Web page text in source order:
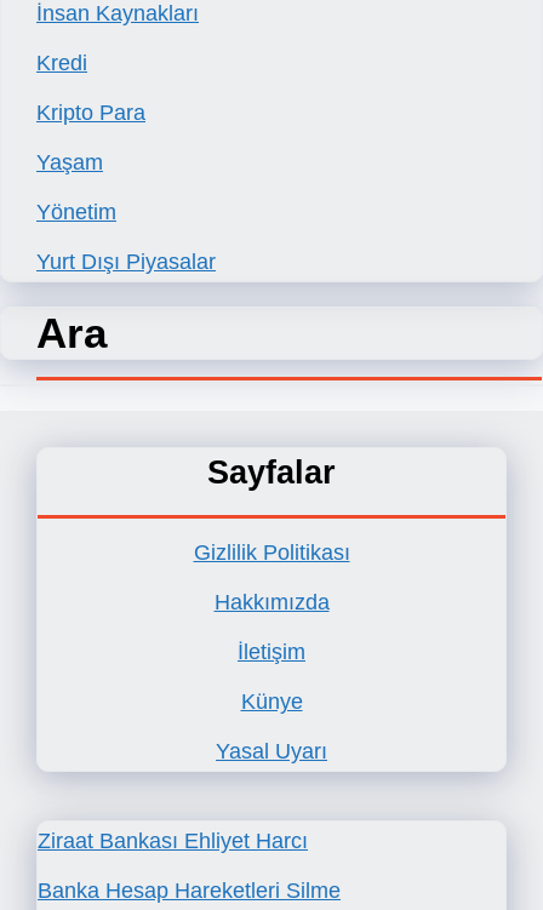
İnsan Kaynakları
Kredi
Kripto Para
Yaşam
Yönetim
Yurt Dışı Piyasalar
Ara
Sayfalar
Gizlilik Politikası
Hakkımızda
İletişim
Künye
Yasal Uyarı
Ziraat Bankası Ehliyet Harcı
Banka Hesap Hareketleri Silme